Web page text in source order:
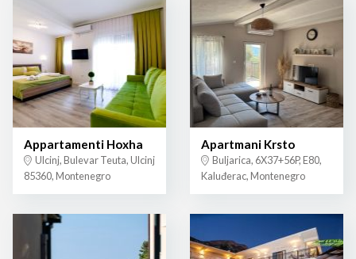
Appartamenti Hoxha
Ulcinj, Bulevar Teuta, Ulcinj
85360, Montenegro
Apartmani Krsto
Buljarica, 6X37+56P, E80,
Kaluđerac, Montenegro